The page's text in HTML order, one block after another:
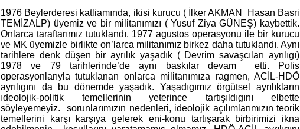
1976 Beylerderesi katliamında, ikisi kurucu ( İlker AKMAN
Hasan Basri
TEMİZALP) üyemiz ve bir militanımızı ( Yusuf Ziya GÜNEŞ) kaybettik.
Onlarca taraftarımız tutuklandı. 1977 agustos operasyonu ile bir kurucu
ve MK üyemizle birlikte on’larca militanımız birkez daha tutuklandı. Aynı
tarihlere denk düşen bir ayrılık yaşadık ( Devrim savaşcıları ayrılıgı)
1978 ve 79 tarihlerinde’de aynı baskılar devam
etti. Polis
operasyonlarıyla tutuklanan onlarca militanımıza ragmen, ACİL-HDÖ
ayrılıgını da bu dönemde yaşadık. Yaşadıgımız örgütsel ayrılıkların
ıdeolojik-politik temellerinin yeterince tartışıldıgını elbette
söyleyemeyiz.
sorunlarımızın nedenleri, ideolojik açılımlarımızın teorik
temellerini karşı karşıya gelerek eni-konu tartışarak birbirimizi ikna